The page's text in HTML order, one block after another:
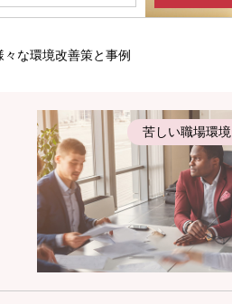
々な環境改善策と事例
苦しい職場環